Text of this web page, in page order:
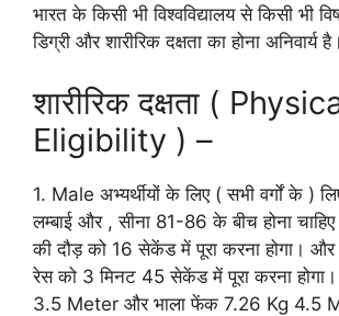
भारत के किसी भी विश्वविद्यालय से किसी भी
डिग्री और शारीरिक दक्षता का होना अनिवार्य है।
शारीरिक दक्षता (
Eligibility ) –
1. Male अभ्यर्थीयों के लिए ( सभी वर्गों के )
लम्बाई और , सीना 81-86 के बीच होना
की दौड़ को 16 सेकेंड में पूरा करना होगा।
रेस को 3 मिनट 45 सेकेंड में पूरा करना
3.5 Meter और भाला फेंक 7.26 Kg 4.5